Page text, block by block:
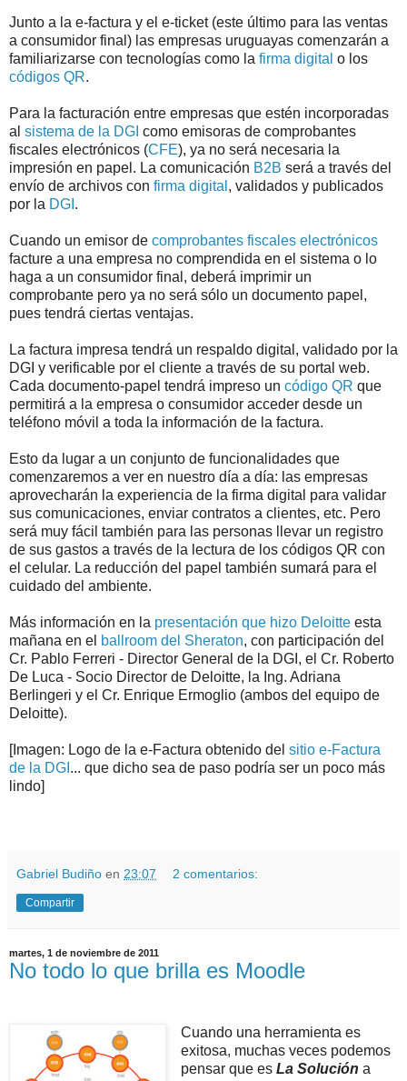
Junto a la e-factura y el e-ticket (este último para las ventas
a consumidor final) las empresas uruguayas comenzarán a
familiarizarse con tecnologías como la firma digital o los
códigos QR.
Para la facturación entre empresas que estén incorporadas
al sistema de la DGI como emisoras de comprobantes
fiscales electrónicos (CFE), ya no será necesaria la
impresión en papel. La comunicación B2B será a través del
envío de archivos con firma digital , validados y publicados
por la DGI .
Cuando un emisor de comprobantes fiscales electrónicos
facture a una empresa no comprendida en el sistema o lo
haga a un consumidor final, deberá imprimir un
comprobante pero ya no será sólo un documento papel,
pues tendrá ciertas ventajas.
La factura impresa tendrá un respaldo digital, validado por la
DGI y verificable por el cliente a través de su portal web.
Cada documento-papel tendrá impreso un código QR que
permitirá a la empresa o consumidor acceder desde un
teléfono móvil a toda la información de la factura.
Esto da lugar a un conjunto de funcionalidades que
comenzaremos a ver en nuestro día a día: las empresas
aprovecharán la experiencia de la firma digital para validar
sus comunicaciones, enviar contratos a clientes, etc. Pero
será muy fácil también para las personas llevar un registro
de sus gastos a través de la lectura de los códigos QR con
el celular. La reducción del papel también sumará para el
cuidado del ambiente.
Más información en la presentación que hizo Deloitte esta
mañana en el ballroom del Sheraton, con participación del
Cr. Pablo Ferreri - Director General de la DGI, el Cr. Roberto
De Luca - Socio Director de Deloitte, la Ing. Adriana
Berlingeri y el Cr. Enrique Ermoglio (ambos del equipo de
Deloitte).
[Imagen: Logo de la e-Factura obtenido del sitio e-Factura
de la DGI ... que dicho sea de paso podría ser un poco más
lindo]
Gabriel Budiño en 23:07 2 comentarios:
Compartir
martes, 1 de noviembre de 2011
No todo lo que brilla es Moodle
Cuando una herramienta es
exitosa, muchas veces podemos
pensar que es La Solución a